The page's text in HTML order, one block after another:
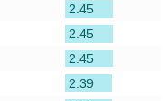
2.45
2.45
2.45
2.39